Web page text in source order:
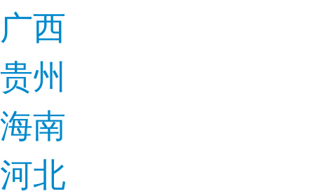
广西
贵州
海南
河北